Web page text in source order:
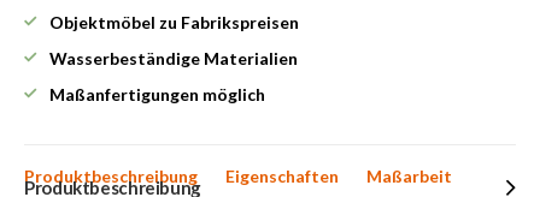
Objektmöbel zu Fabrikspreisen
Wasserbeständige Materialien
Maßanfertigungen möglich
Produktbeschreibung Eigenschaften
Maßarbeit
Produktbeschreibung